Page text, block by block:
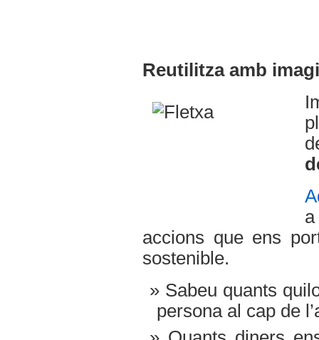
Reutilitza amb
accions que ens
sostenible.
Sabeu quants
persona al cap de